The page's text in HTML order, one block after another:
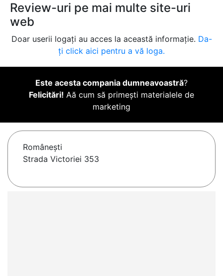
Review-uri pe mai multe site-uri
web
Doar userii logați au acces la această informație. Da-
ți click aici pentru a vă loga.
Este acesta compania dumneavoastră?
Felicitări! Aă cum să primești materialele de
marketing
Româneşti
Strada Victoriei 353